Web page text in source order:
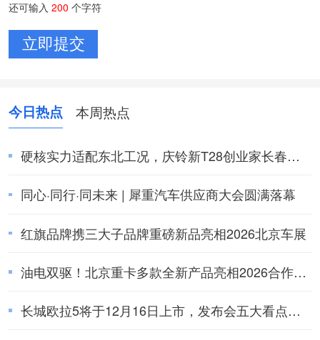
还可输入 200 个字符
今日热点 本周热点
硬核实力适配东北工况，庆铃新T28创业家长春上
市圆满收官
同心·同行·同未来 | 犀重汽车供应商大会圆满落幕
红旗品牌携三大子品牌重磅新品亮相2026北京车展
油电双驱！北京重卡多款全新产品亮相2026合作伙
伴大会
长城欧拉5将于12月16日上市，发布会五大看点提